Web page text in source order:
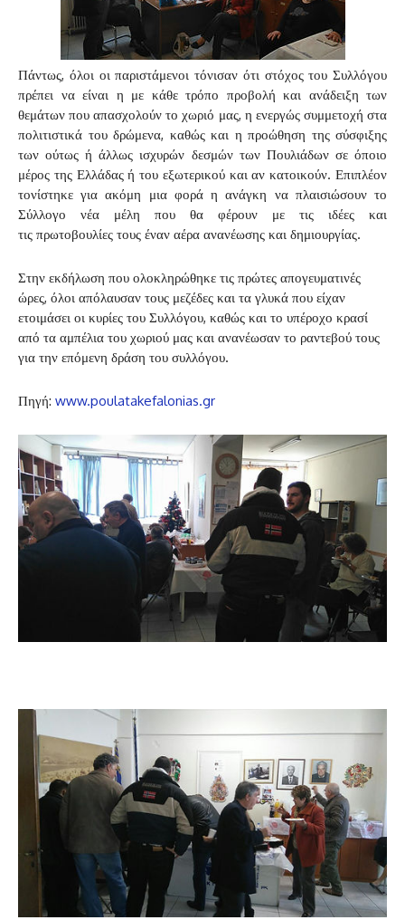
Πάντως, όλοι οι παριστάμενοι τόνισαν ότι στόχος του Συλλόγου
πρέπει να είναι η με κάθε τρόπο προβολή και ανάδειξη των
θεμάτων που απασχολούν το χωριό μας, η ενεργώς συμμετοχή στα
πολιτιστικά του δρώμενα, καθώς και η προώθηση της σύσφιξης
των ούτως ή άλλως ισχυρών δεσμών των Πουλιάδων σε όποιο
μέρος της Ελλάδας ή του εξωτερικού και αν κατοικούν. Επιπλέον
τονίστηκε για ακόμη μια φορά η ανάγκη να πλαισιώσουν το
Σύλλογο νέα μέλη που θα φέρουν με τις ιδέες και
τις πρωτοβουλίες τους έναν αέρα ανανέωσης και δημιουργίας.
Στην εκδήλωση που ολοκληρώθηκε τις πρώτες απογευματινές
ώρες, όλοι απόλαυσαν τους μεζέδες και τα γλυκά που είχαν
ετοιμάσει οι κυρίες του Συλλόγου, καθώς και το υπέροχο κρασί
από τα αμπέλια του χωριού μας και ανανέωσαν το ραντεβού τους
για την επόμενη δράση του συλλόγου.
Πηγή: www.poulatakefalonias.gr